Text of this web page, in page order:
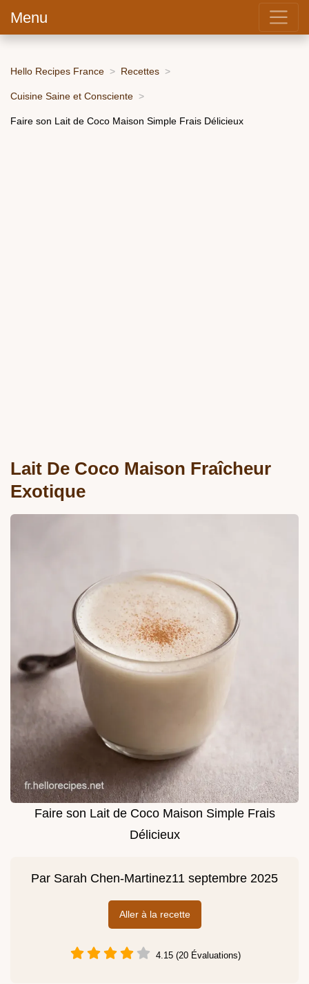
Menu
Hello Recipes France Recettes
Cuisine Saine et Consciente
Faire son Lait de Coco Maison Simple Frais Délicieux
Lait De Coco Maison Fraîcheur
Exotique
Faire son Lait de Coco Maison Simple Frais
Délicieux
Par Sarah Chen-Martinez11 septembre 2025
Aller à la recette
4.15 (20 Évaluations)